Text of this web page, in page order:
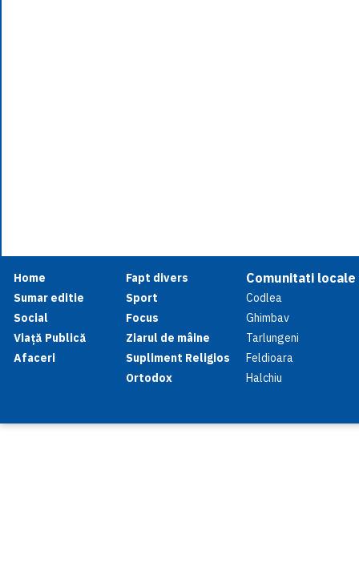
Home
Sumar editie
Social
Viață Publică
Afaceri
Fapt divers
Sport
Focus
Ziarul de mâine
Supliment Religios
Ortodox
Comunitati locale
Codlea
Ghimbav
Tarlungeni
Feldioara
Halchiu